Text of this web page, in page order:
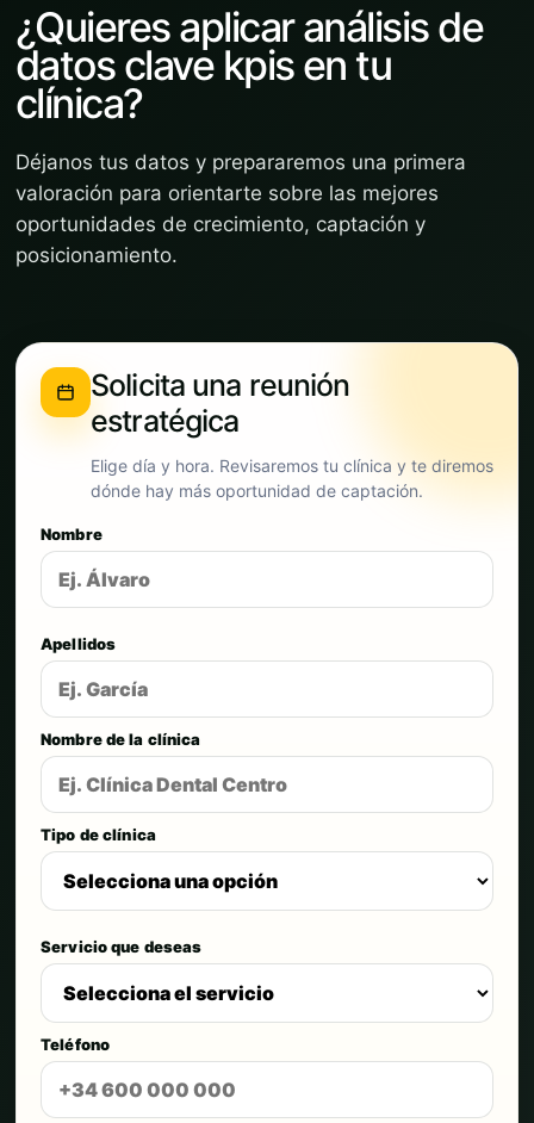
¿Quieres aplicar análisis de
datos clave kpis en tu
clínica?
Déjanos tus datos y prepararemos una primera
valoración para orientarte sobre las mejores
oportunidades de crecimiento, captación y
posicionamiento.
Solicita una reunión
estratégica
Elige día y hora. Revisaremos tu clínica y te diremos
dónde hay más oportunidad de captación.
Nombre
Apellidos
Nombre de la clínica
Tipo de clínica
Servicio que deseas
Teléfono